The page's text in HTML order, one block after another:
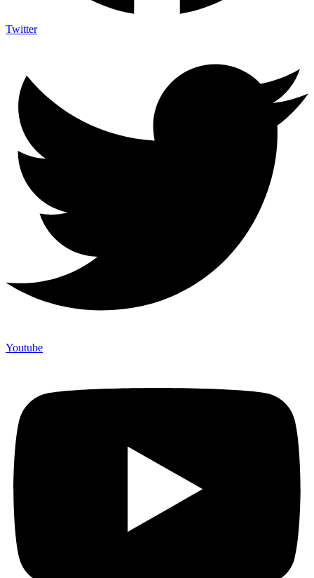
Twitter
Youtube